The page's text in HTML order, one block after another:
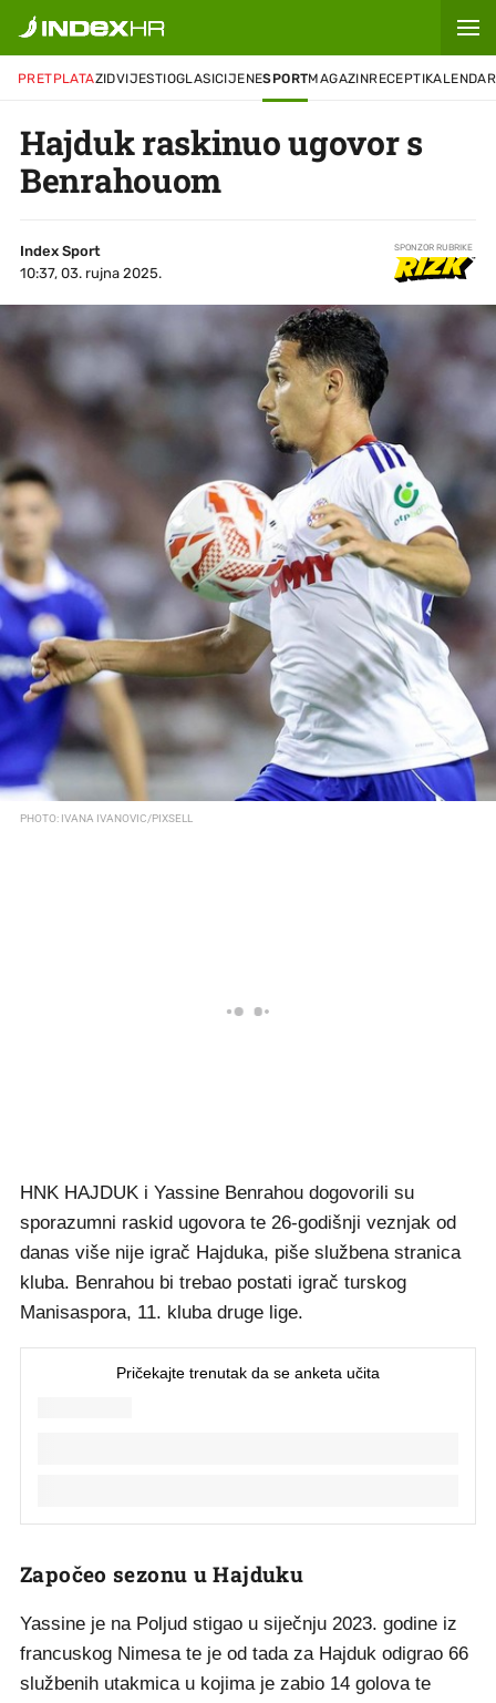
PRETPLATAZIDVIJESTIOGLASICIJENESPORTMAGAZINRECEPTIKALENDAR
Hajduk raskinuo ugovor s
Benrahouom
Index Sport
10:37, 03. rujna 2025.
SPONZOR RUBRIKE
PHOTO: IVANA IVANOVIC/PIXSELL
HNK HAJDUK i Yassine Benrahou dogovorili su
sporazumni raskid ugovora te 26-godišnji veznjak od
danas više nije igrač Hajduka, piše službena stranica
kluba. Benrahou bi trebao postati igrač turskog
Manisaspora, 11. kluba druge lige.
Započeo sezonu u Hajduku
Yassine je na Poljud stigao u siječnju 2023. godine iz
francuskog Nimesa te je od tada za Hajduk odigrao 66
službenih utakmica u kojima je zabio 14 golova te